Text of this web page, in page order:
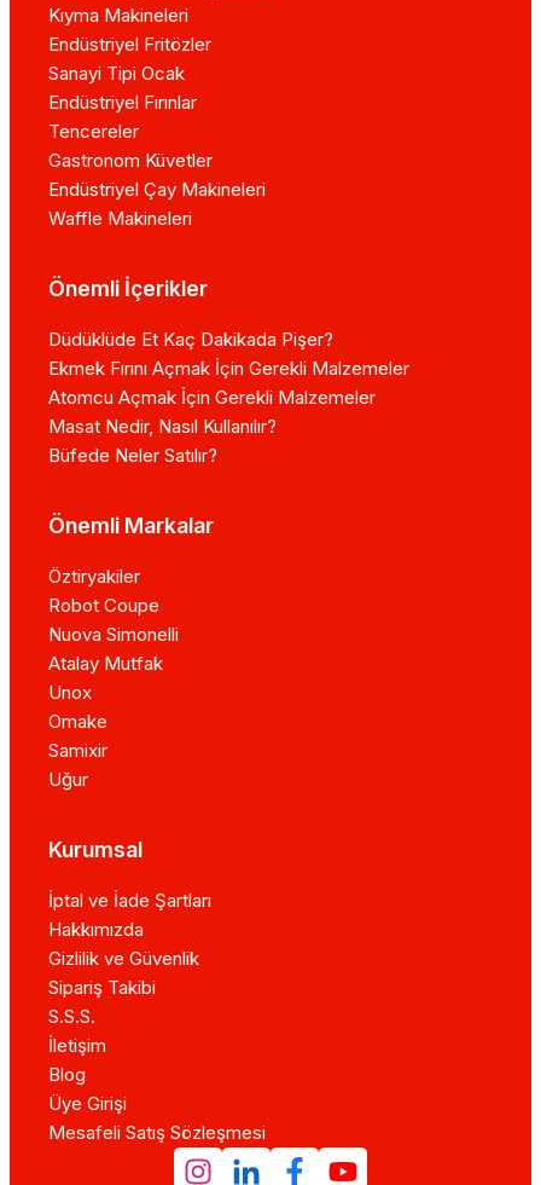
Kıyma Makineleri
Endüstriyel Fritözler
Sanayi Tipi Ocak
Endüstriyel Fırınlar
Tencereler
Gastronom Küvetler
Endüstriyel Çay Makineleri
Waffle Makineleri
Önemli İçerikler
Düdüklüde Et Kaç Dakikada Pişer?
Ekmek Fırını Açmak İçin Gerekli Malzemeler
Atomcu Açmak İçin Gerekli Malzemeler
Masat Nedir, Nasıl Kullanılır?
Büfede Neler Satılır?
Önemli Markalar
Öztiryakiler
Robot Coupe
Nuova Simonelli
Atalay Mutfak
Unox
Omake
Samixir
Uğur
Kurumsal
İptal ve İade Şartları
Hakkımızda
Gizlilik ve Güvenlik
Sipariş Takibi
S.S.S.
İletişim
Blog
Üye Girişi
Mesafeli Satış Sözleşmesi